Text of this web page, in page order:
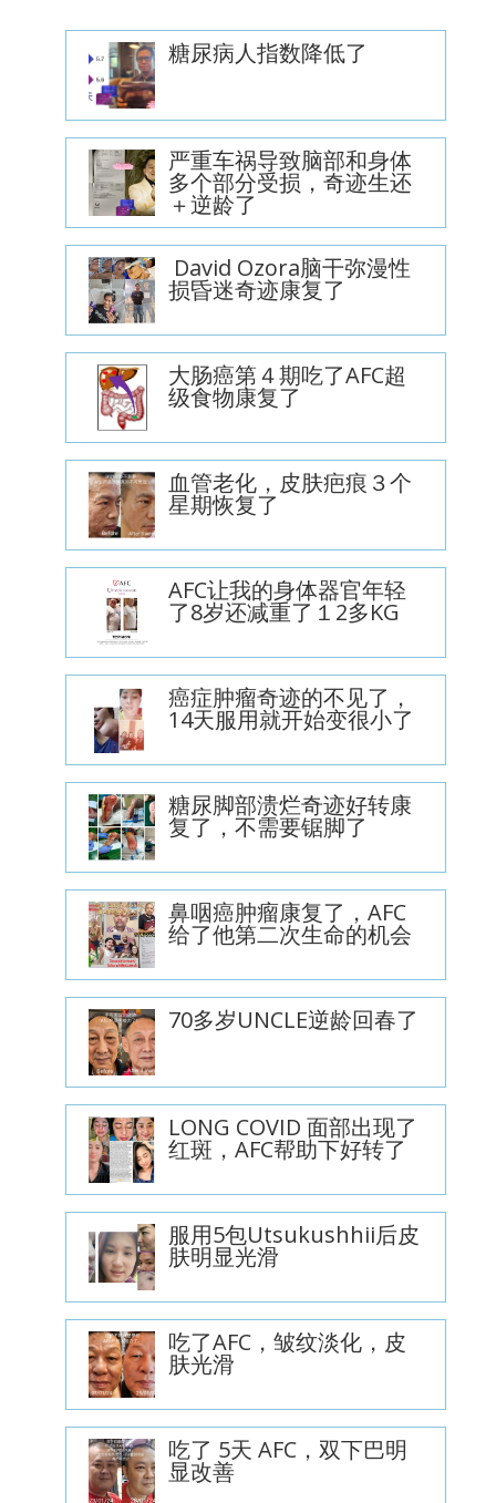
糖尿病人指数降低了
严重车祸导致脑部和身体
多个部分受损，奇迹生还
＋逆龄了
David Ozora脑干弥漫性
损昏迷奇迹康复了
大肠癌第４期吃了AFC超
级食物康复了
血管老化，皮肤疤痕３个
星期恢复了
AFC让我的身体器官年轻
了8岁还减重了１2多KG
癌症肿瘤奇迹的不见了，
14天服用就开始变很小了
糖尿脚部溃烂奇迹好转康
复了，不需要锯脚了
鼻咽癌肿瘤康复了，AFC
给了他第二次生命的机会
70多岁UNCLE逆龄回春了
LONG COVID 面部出现了
红斑，AFC帮助下好转了
服用5包Utsukushhii后皮
肤明显光滑
吃了AFC，皱纹淡化，皮
肤光滑
吃了 5天 AFC，双下巴明
显改善